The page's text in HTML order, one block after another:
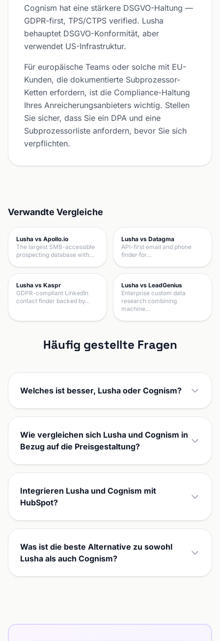
Cognism hat eine stärkere DSGVO-Haltung —
GDPR-first, TPS/CTPS verified. Lusha
behauptet DSGVO-Konformität, aber
verwendet US-Infrastruktur.
Für europäische Teams oder solche mit EU-
Kunden, die dokumentierte Subprozessor-
Ketten erfordern, ist die Compliance-Haltung
Ihres Anreicherungsanbieters wichtig. Stellen
Sie sicher, dass Sie ein DPA und eine
Subprozessorliste anfordern, bevor Sie sich
verpflichten.
Verwandte Vergleiche
Lusha vs Apollo.io
The largest SMB-accessible
prospecting database with…
Lusha vs Datagma
API-first email and phone
finder for…
Lusha vs Kaspr
GDPR-compliant LinkedIn
contact finder backed by…
Lusha vs LeadGenius
Enterprise custom data
research combining
machine…
Häufig gestellte Fragen
Welches ist besser, Lusha oder Cognism?
Wie vergleichen sich Lusha und Cognism in
Bezug auf die Preisgestaltung?
Integrieren Lusha und Cognism mit
HubSpot?
Was ist die beste Alternative zu sowohl
Lusha als auch Cognism?